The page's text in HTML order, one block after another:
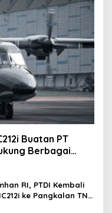
Buatan PT
Berbagai
RI, PTDI Kembali
ke Pangkalan TNI